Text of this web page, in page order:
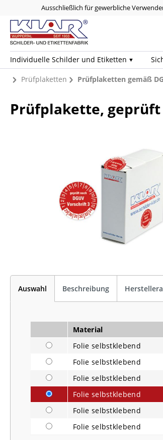
Ausschließlich für gewerbliche
Individuelle Schilder und Etiketten
Prüfplaketten Prüfplaketten gemäß
Prüfplakette, geprüft
Auswahl Beschreibung
Material
Folie selbstklebend
Folie selbstklebend
Folie selbstklebend
Folie selbstklebend
Folie selbstklebend
Folie selbstklebend